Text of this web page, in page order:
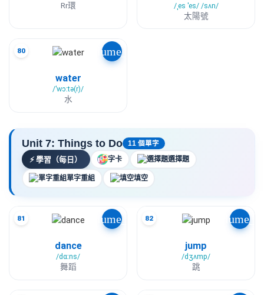
Rr環 /ˌes ˈes/ /sʌn/
太陽號
80 volume_up
water
/ˈwɔːtə(r)/
水
Unit 7: Things to Do 11 個單字
⚡學習（每日） 字卡 選擇題
單字重組 填空
81 volume_up
dance
/dɑːns/
舞蹈
82
jump
/dʒʌmp/
跳